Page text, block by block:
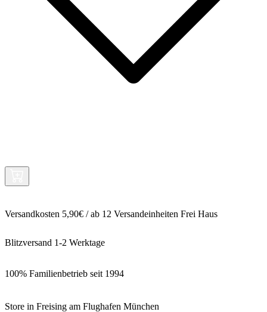
Versandkosten 5,90€ / ab 12 Versandeinheiten Frei Haus
Blitzversand 1-2 Werktage
100% Familienbetrieb seit 1994
Store in Freising am Flughafen München